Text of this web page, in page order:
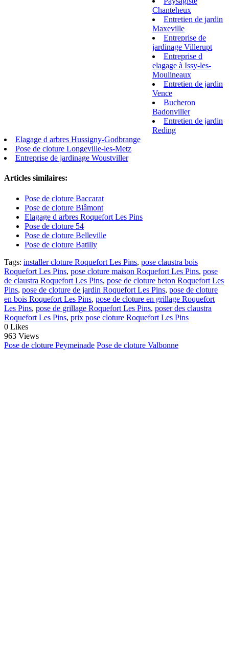
Chanteheux
Entretien de jardin
Maxeville
Entreprise de
jardinage Villerupt
Entreprise d
elagage à Issy-les-
Moulineaux
Entretien de jardin
Vence
Bucheron
Badonviller
Entretien de jardin
Reding
Elagage d arbres Hussigny-Godbrange
Pose de cloture Longeville-les-Metz
Entreprise de jardinage Woustviller
Articles similaires:
Pose de cloture Baccarat
Pose de cloture Blâmont
Elagage d arbres Roquefort Les Pins
Pose de cloture 54
Pose de cloture Belleville
Pose de cloture Batilly
Tags: installer cloture Roquefort Les Pins, pose claustra bois
Roquefort Les Pins, pose cloture maison Roquefort Les Pins, pose
de claustra Roquefort Les Pins, pose de cloture beton Roquefort Les
Pins, pose de cloture de jardin Roquefort Les Pins, pose de cloture
en bois Roquefort Les Pins, pose de cloture en grillage Roquefort
Les Pins, pose de grillage Roquefort Les Pins, poser des claustra
Roquefort Les Pins, prix pose cloture Roquefort Les Pins
0 Likes
963 Views
Pose de cloture Peymeinade Pose de cloture Valbonne